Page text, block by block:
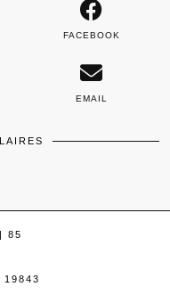
FACEBOOK
EMAIL
| 85
19843